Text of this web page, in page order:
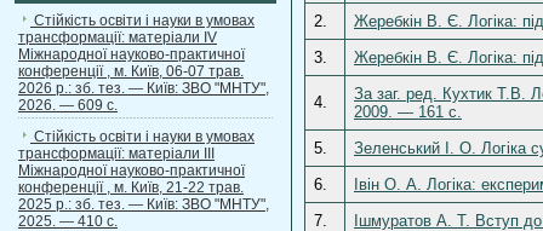
Стійкість освіти і науки в умовах
трансформації: матеріали ІV
Міжнародної науково-практичної
конференції , м. Київ, 06-07 трав.
2026 р.: зб. тез. — Київ: ЗВО "МНТУ",
2026. — 609 с.
Стійкість освіти і науки в умовах
трансформації: матеріали ІІІ
Міжнародної науково-практичної
конференції , м. Київ, 21-22 трав.
2025 р.: зб. тез. — Київ: ЗВО "МНТУ",
2025. — 410 с.
2.
Жеребкін В. Є. Логіка:
3.
Жеребкін В. Є. Логіка:
4.
За заг. ред. Кухтик Т.В.
2009. — 161 с.
5.
Зеленський І. О. Логіка
6.
Івін О. А. Логіка:
7.
Ішмуратов А. Т. Вступ